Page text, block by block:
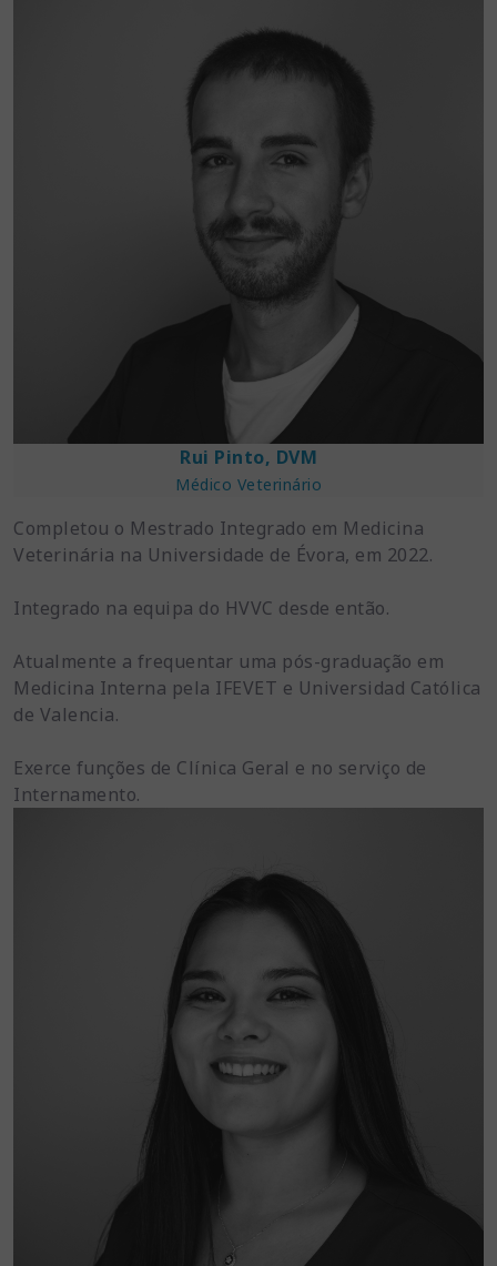
Rui Pinto, DVM
Médico Veterinário
Completou o Mestrado Integrado em Medicina
Veterinária na Universidade de Évora, em 2022.
Integrado na equipa do HVVC desde então.
Atualmente a frequentar uma pós-graduação em
Medicina Interna pela IFEVET e Universidad Católica
de Valencia.
Exerce funções de Clínica Geral e no serviço de
Internamento.